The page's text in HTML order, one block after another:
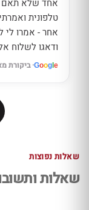
אחד שלא תאם
טלפונית
אחר - אמרו לי
ודאגו לשלוח
Google · ביקורת
שאלות נפוצות
שאלות